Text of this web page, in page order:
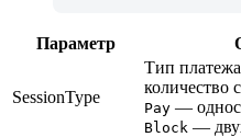
Параметр
SessionType
Тип
количество
Pay —
Block —